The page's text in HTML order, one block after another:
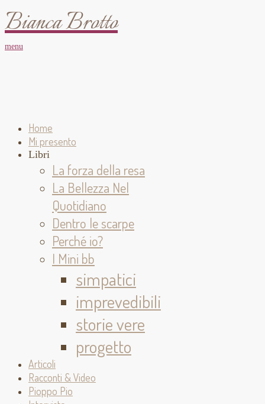
Bianca Brotto
menu
Home
Mi presento
Libri
La forza della resa
La Bellezza Nel
Quotidiano
Dentro le scarpe
Perché io?
I Mini bb
simpatici
imprevedibili
storie vere
progetto
Articoli
Racconti & Video
Pioppo Pio